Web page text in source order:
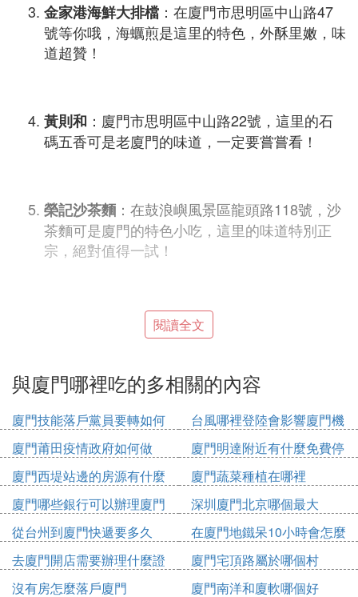
金家港海鮮大排檔 ：在廈門市思明區中山路47
號等你哦，海蠣煎是這里的特色，外酥里嫩，味
道超贊！
黃則和 ：廈門市思明區中山路22號，這里的石
碼五香可是老廈門的味道，一定要嘗嘗看！
榮記沙茶麵 ：在鼓浪嶼風景區龍頭路118號，沙
茶麵可是廈門的特色小吃，這里的味道特別正
宗，絕對值得一試！
這些地方不僅好吃，還都很有特色哦，快帶上你的味
廈門小吃最多的地方是中山路。中山路作為廈門歷史
最悠久的商業街，擁有眾多特色小吃，具體如下：
閩台特色小吃琳琅滿目：中山路保留了較完整的
近代歷史風貌，街道兩旁遍布各色閩台特色小
吃，讓遊客和市民能夠盡情品嘗地道的廈門及台
灣風味。
人文古跡與美食並存：在享受美食的同時，遊客
還可以欣賞到南洋騎樓建築、中華第一聖堂等人
閱讀全文
與廈門哪裡吃的多相關的內容
廈門技能落戶黨員要轉如何
辦理
台風哪裡登陸會影響廈門機
場
廈門莆田疫情政府如何做
廈門明達附近有什麼免費停
車位
廈門西堤站邊的房源有什麼
廈門蔬菜種植在哪裡
廈門哪些銀行可以辦理廈門
市民卡
深圳廈門北京哪個最大
從台州到廈門快遞要多久
在廈門地鐵呆10小時會怎麼
收費
去廈門開店需要辦理什麼證
件
廈門宅頂路屬於哪個村
沒有房怎麼落戶廈門
廈門南洋和廈軟哪個好